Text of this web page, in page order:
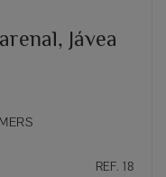
Jávea
REF. 18